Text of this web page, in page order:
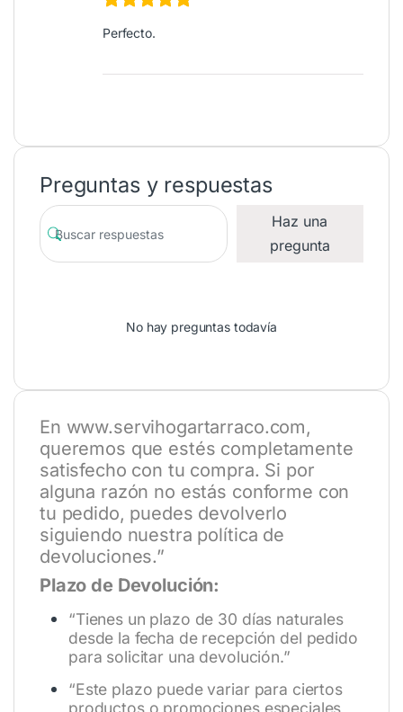
Perfecto.
Preguntas y respuestas
Haz una
pregunta
No hay preguntas todavía
En www.servihogartarraco.com,
queremos que estés completamente
satisfecho con tu compra. Si por
alguna razón no estás conforme con
tu pedido, puedes devolverlo
siguiendo nuestra política de
devoluciones.”
Plazo de Devolución:
“Tienes un plazo de 30 días naturales
desde la fecha de recepción del pedido
para solicitar una devolución.”
“Este plazo puede variar para ciertos